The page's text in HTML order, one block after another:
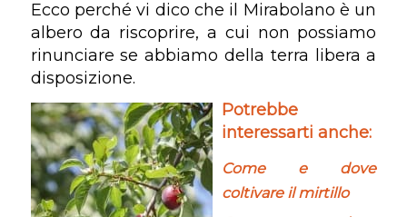
Ecco perché vi dico che il Mirabolano è un
albero da riscoprire, a cui non possiamo
rinunciare se abbiamo della terra libera a
disposizione.
Potrebbe
interessarti anche:
Come e dove
coltivare il mirtillo